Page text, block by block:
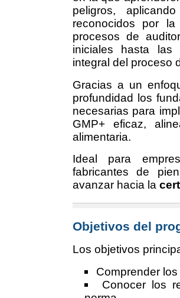
peligros,
reconocidos por
procesos de
iniciales hasta las
integral del proceso
Gracias a un
profundidad los
necesarias para
GMP+ eficaz,
alimentaria.
Ideal para
fabricantes de
avanzar hacia la
Objetivos del
Los objetivos
Comprender
Conocer los